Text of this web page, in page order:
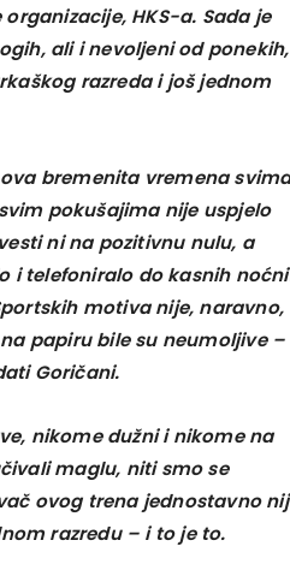
HKS-a. Sada je
ali i nevoljeni od ponekih,
razreda i još jednom
bremenita vremena
pokušajima nije uspjelo
ni na pozitivnu nulu, a
i telefoniralo do kasnih
motiva nije, naravno,
papiru bile su neumoljive –
Goričani.
nikome dužni i nikome na
maglu, niti smo se
ovog trena jednostavno
razredu – i to je to.